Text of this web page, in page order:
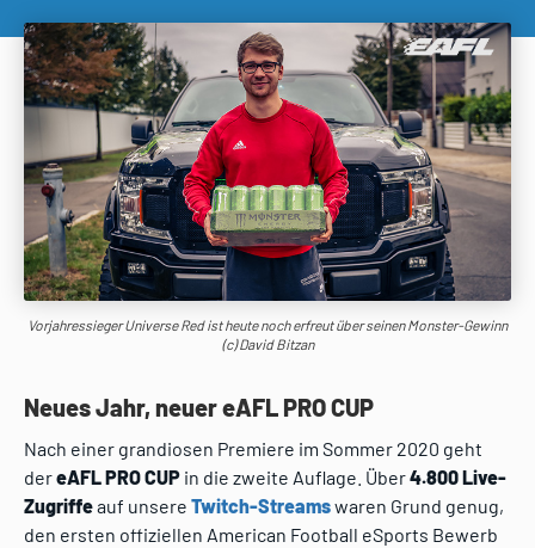
Vorjahressieger Universe Red ist heute noch erfreut über seinen Monster-Gewinn
(c) David Bitzan
Neues Jahr, neuer eAFL PRO CUP
Nach einer grandiosen Premiere im Sommer 2020 geht
dereAFL PRO CUP in die zweite Auflage. Über4.800 Live-
Zugriffeauf unsere Twitch-Streamswaren Grund genug,
den ersten offiziellen American Football eSports Bewerb